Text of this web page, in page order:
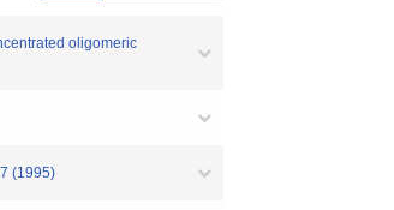
oligomeric
(1995)